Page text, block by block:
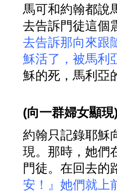
馬可和約翰都說
去告訴門徒這個
去告訴那向來跟
穌活了，被馬利
穌的死，馬利亞
(向一群婦女顯現
約翰只記錄耶穌
現。那時，她們
門徒。在回去的
安！』她們就上